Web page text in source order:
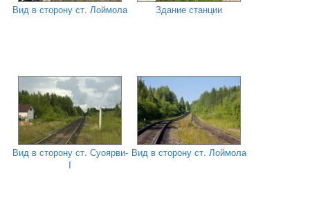
Вид в сторону ст. Лоймола Здание станции
Вид в сторону ст. Суоярви-
I
Вид в сторону ст. Лоймола